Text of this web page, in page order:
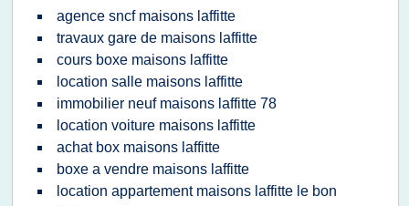
agence sncf maisons laffitte
travaux gare de maisons laffitte
cours boxe maisons laffitte
location salle maisons laffitte
immobilier neuf maisons laffitte 78
location voiture maisons laffitte
achat box maisons laffitte
boxe a vendre maisons laffitte
location appartement maisons laffitte le bon